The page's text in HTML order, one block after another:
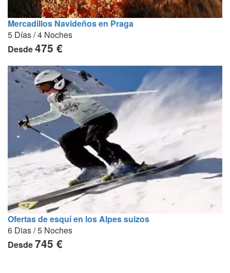
Mercadillos Navideños en Praga
5 Días / 4 Noches
Desde475 €
Ofertas de esquí en los Alpes suizos
6 Dias / 5 Noches
Desde745 €